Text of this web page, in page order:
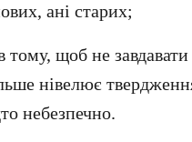
ані старих;
тому, щоб не
нівелює
небезпечно.